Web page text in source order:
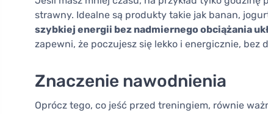
strawny. Idealne są produkty takie jak banan,
szybkiej energii bez nadmiernego obciążania
zapewni, że poczujesz się lekko i energicznie, bez
Znaczenie nawodnienia
Oprócz tego, co jeść przed treningiem, równie